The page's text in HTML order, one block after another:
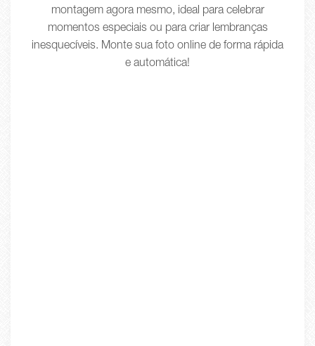
montagem agora mesmo, ideal para celebrar
momentos especiais ou para criar lembranças
inesquecíveis. Monte sua foto online de forma rápida
e automática!